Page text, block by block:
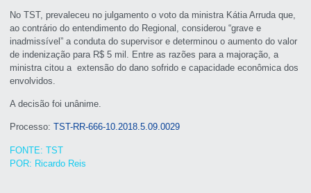
No TST, prevaleceu no julgamento o voto da ministra Kátia Arruda que,
ao contrário do entendimento do Regional, considerou “grave e
inadmissível” a conduta do supervisor e determinou o aumento do valor
de indenização para R$ 5 mil. Entre as razões para a majoração, a
ministra citou a extensão do dano sofrido e capacidade econômica dos
envolvidos.
A decisão foi unânime.
Processo:TST-RR-666-10.2018.5.09.0029
FONTE: TST
POR: Ricardo Reis